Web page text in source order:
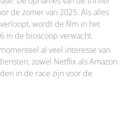
de zomer van 2025. Als alles
wordt de film in het
in de bioscoop verwacht.
al veel interesse van
zowel Netflix als Amazon
in de race zijn voor de